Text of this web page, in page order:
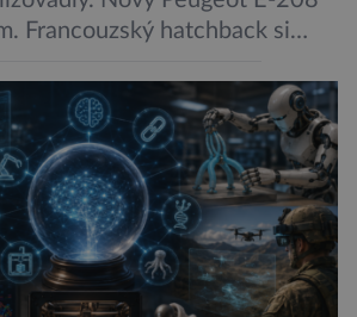
Francouzský hatchback si
technologie, ale hlavně
elektromobil může být
bez obav vyrazíte za hranice
se u modelu 208 trefil do